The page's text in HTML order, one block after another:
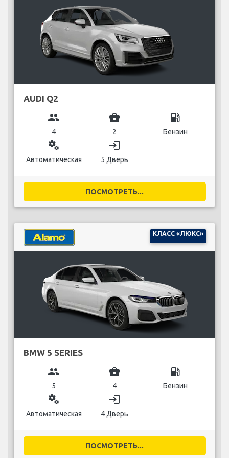
AUDI Q2
group
4
business_center
2
local_gas_station
Бензин
miscellaneous_services
Автоматическая
login
5 Дверь
ПОСМОТРЕТЬ...
КЛАСС «ЛЮКС»
BMW 5 SERIES
group
5
business_center
4
local_gas_station
Бензин
miscellaneous_services
Автоматическая
login
4 Дверь
ПОСМОТРЕТЬ...